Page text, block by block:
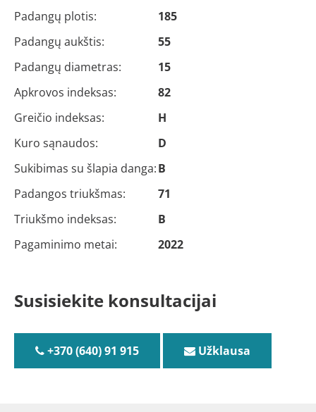
Padangų plotis:
185
Padangų aukštis:
55
Padangų diametras:
15
Apkrovos indeksas:
82
Greičio indeksas:
H
Kuro sąnaudos:
D
Sukibimas su šlapia danga:B
Padangos triukšmas:
71
Triukšmo indeksas:
B
Pagaminimo metai:
2022
Susisiekite konsultacijai
+370 (640) 91 915 Užklausa